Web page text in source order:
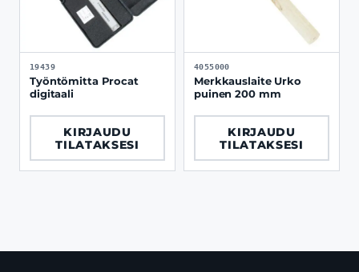
19439
Työntömitta Procat
digitaali
KIRJAUDU
TILATAKSESI
4055000
Merkkauslaite Urko
puinen 200 mm
KIRJAUDU
TILATAKSESI